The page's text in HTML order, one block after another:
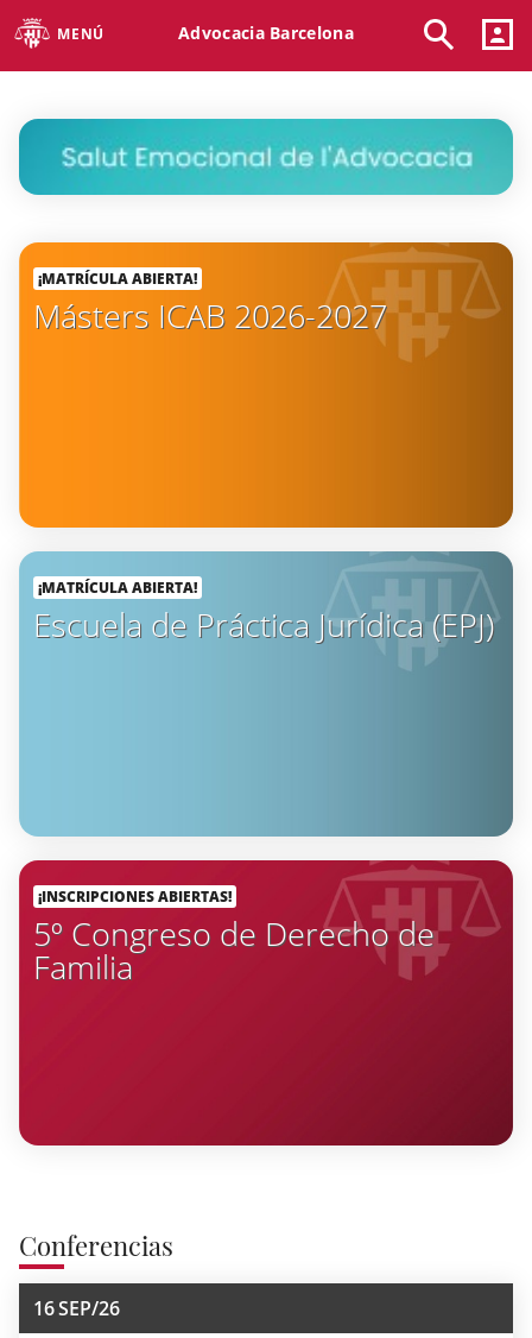
MENÚ Advocacia Barcelona
¡MATRÍCULA ABIERTA!
Másters ICAB 2026-2027
¡MATRÍCULA ABIERTA!
Escuela de Práctica Jurídica (EPJ)
¡INSCRIPCIONES ABIERTAS!
5º Congreso de Derecho de
Familia
Conferencias
16SEP/26